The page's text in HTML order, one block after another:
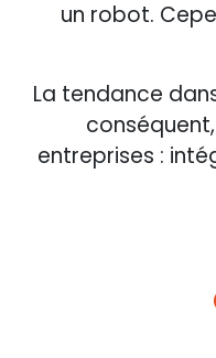
un robot.
La tendance
entreprises :